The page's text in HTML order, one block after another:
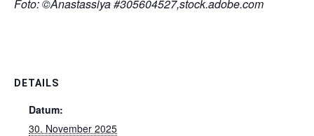
Foto: ©Anastassiya #305604527,stock.adobe.com
DETAILS
Datum:
30. November 2025